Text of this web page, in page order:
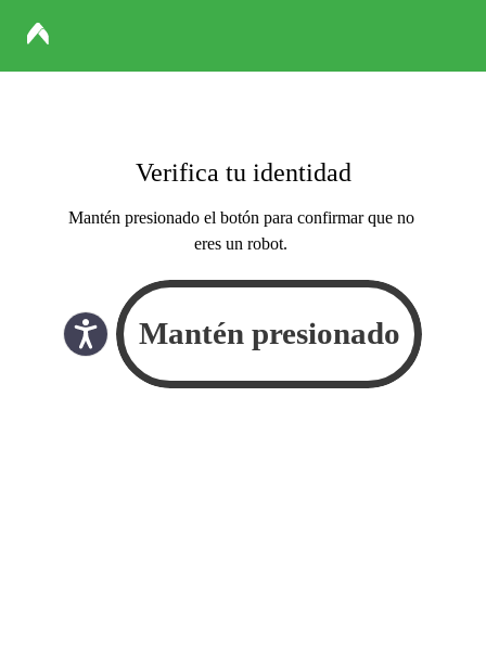
Verifica tu identidad
Mantén presionado el botón para confirmar que no
eres un robot.